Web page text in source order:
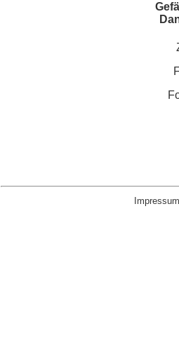
Impressum